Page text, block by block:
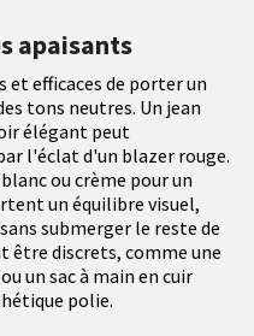
apaisants
et efficaces de porter un
tons neutres. Un jean
élégant peut
l'éclat d'un blazer rouge.
ou crème pour un
un équilibre visuel,
submerger le reste de
être discrets, comme une
un sac à main en cuir
polie.